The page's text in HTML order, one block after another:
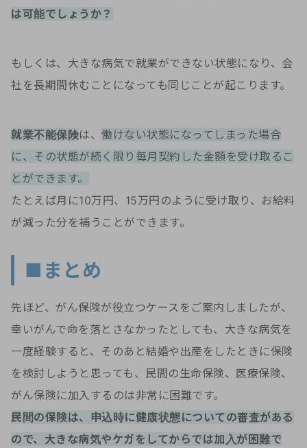
は可能でしょうか？
もしくは、大きな病気で就業ができない状態になり、会
社を長期間休むことになっても同じことが起こります。
就業不能保険は、 働けない状態になってしまった場合
に、その状態が続く限り毎月契約した金額を受け取るこ
とができます。
たとえば月に10万円、15万円のように受け取り、お給料
が減った分を補うことができます。
■まとめ
先ほど、がん保険が役立つケースをご案内しましたが、
幸いがんで命を落とさなかったとしても、大きな病気を
一度経験すると、そのあと結婚や出産をしたときに保険
を検討しようと思っても、民間の生命保険、医療保険、
がん保険に加入するのは非常に困難です。
民間の保険は、申込時に健康状態についての審査がある
ので、大きな病気やケガをしてからでは加入が困難で